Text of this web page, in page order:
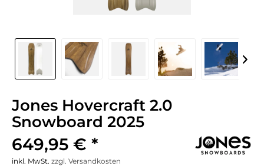
Jones Hovercraft 2.0
Snowboard 2025
649,95 € *
inkl. MwSt. zzgl. Versandkosten